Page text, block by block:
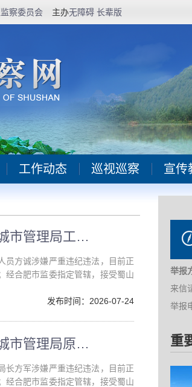
察委员会 主办无障碍 长辈版
工作动态 巡视巡察 宣传
合肥新站高新技术产业开发区应急和城市管理局工作人员方诚接受纪律审查和监察调查
员方诚涉嫌严重违纪违法，目前正
经合肥市监委指定管辖，接受蜀山
发布时间：2026-07-24
合肥新站高新技术产业开发区应急和城市管理局原副局长方军接受纪律审查和监察调查
长方军涉嫌严重违纪违法，目前正
经合肥市监委指定管辖，接受蜀山
举报
来信
举报
重